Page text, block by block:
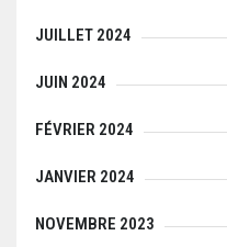
JUILLET 2024
JUIN 2024
FÉVRIER 2024
JANVIER 2024
NOVEMBRE 2023